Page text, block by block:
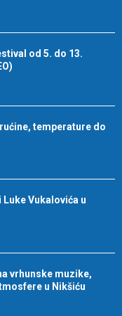
od 5. do 13.
temperature do
Luke Vukalovića u
vrhunske muzike,
u Nikšiću